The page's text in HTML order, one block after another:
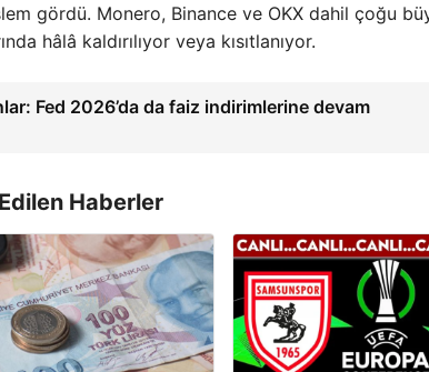
gördü. Monero, Binance ve OKX dahil çoğu
hâlâ kaldırılıyor veya kısıtlanıyor.
Fed 2026’da da faiz indirimlerine devam
Haberler